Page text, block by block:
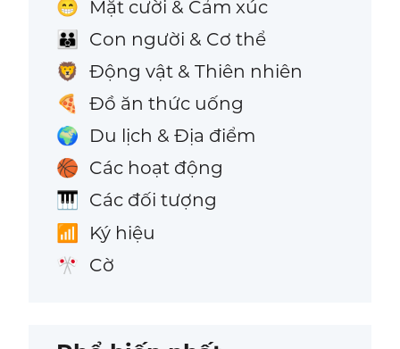
😁 Mặt cười & Cảm xúc
👪 Con người & Cơ thể
🦁 Động vật & Thiên nhiên
🍕 Đồ ăn thức uống
🌍 Du lịch & Địa điểm
🏀 Các hoạt động
🎹 Các đối tượng
📶 Ký hiệu
🎌 Cờ